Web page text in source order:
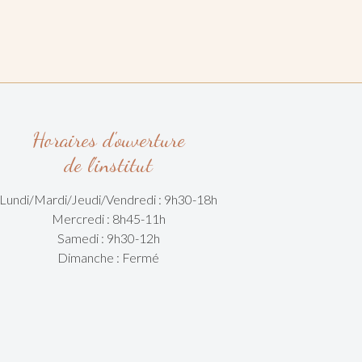
Horaires d'ouverture
de l'institut
Lundi/Mardi/Jeudi/Vendredi : 9h30-18h
Mercredi : 8h45-11h
Samedi : 9h30-12h
Dimanche : Fermé